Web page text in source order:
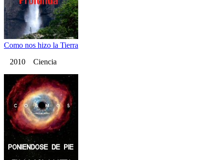
Como nos hizo la Tierra
2010 Ciencia